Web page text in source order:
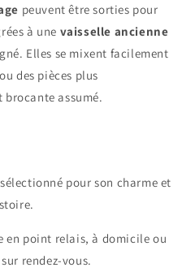
peuvent être sorties pour
à une vaisselle ancienne
Elles se mixent facilement
des pièces plus
assumé.
pour son charme et
en point relais, à domicile ou
rendez-vous.